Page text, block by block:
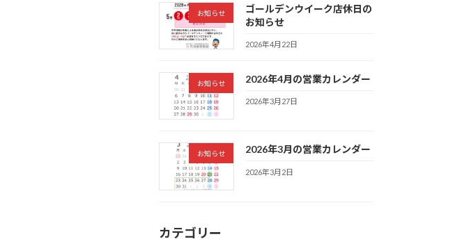
お知らせ
ゴールデンウイーク店休日の
お知らせ
2026年4月22日
お知らせ 2026年4月の営業カレンダー
2026年3月27日
お知らせ 2026年3月の営業カレンダー
2026年3月2日
カテゴリー